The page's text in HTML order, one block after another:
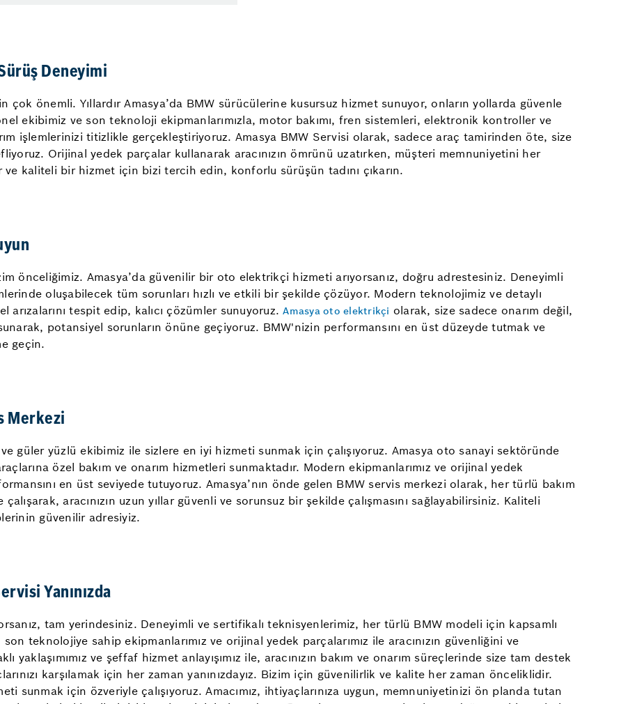
Deneyimi
çok önemli. Yıllardır Amasya’da BMW sürücülerine kusursuz hizmet sunuyor, onların yollarda güvenle
ekibimiz ve son teknoloji ekipmanlarımızla, motor bakımı, fren sistemleri, elektronik kontroller ve
işlemlerinizi titizlikle gerçekleştiriyoruz. Amasya BMW Servisi olarak, sadece araç tamirinden öte, size
Orijinal yedek parçalar kullanarak aracınızın ömrünü uzatırken, müşteri memnuniyetini her
kaliteli bir hizmet için bizi tercih edin, konforlu sürüşün tadını çıkarın.
önceliğimiz. Amasya’da güvenilir bir oto elektrikçi hizmeti arıyorsanız, doğru adrestesiniz. Deneyimli
oluşabilecek tüm sorunları hızlı ve etkili bir şekilde çözüyor. Modern teknolojimiz ve detaylı
arızalarını tespit edip, kalıcı çözümler sunuyoruz.Amasya oto elektrikçi olarak, size sadece onarım değil,
potansiyel sorunların önüne geçiyoruz. BMW'nizin performansını en üst düzeyde tutmak ve
geçin.
Merkezi
güler yüzlü ekibimiz ile sizlere en iyi hizmeti sunmak için çalışıyoruz. Amasya oto sanayi sektöründe
özel bakım ve onarım hizmetleri sunmaktadır. Modern ekipmanlarımız ve orijinal yedek
en üst seviyede tutuyoruz. Amasya’nın önde gelen BMW servis merkezi olarak, her türlü bakım
çalışarak, aracınızın uzun yıllar güvenli ve sorunsuz bir şekilde çalışmasını sağlayabilirsiniz. Kaliteli
güvenilir adresiyiz.
Yanınızda
tam yerindesiniz. Deneyimli ve sertifikalı teknisyenlerimiz, her türlü BMW modeli için kapsamlı
teknolojiye sahip ekipmanlarımız ve orijinal yedek parçalarımız ile aracınızın güvenliğini ve
yaklaşımımız ve şeffaf hizmet anlayışımız ile, aracınızın bakım ve onarım süreçlerinde size tam destek
karşılamak için her zaman yanınızdayız. Bizim için güvenilirlik ve kalite her zaman önceliklidir.
sunmak için özveriyle çalışıyoruz. Amacımız, ihtiyaçlarınıza uygun, memnuniyetinizi ön planda tutan